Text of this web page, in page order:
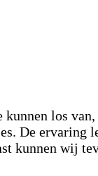
los
De ervaring
kunnen wij